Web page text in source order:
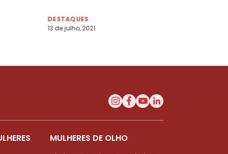
DESTAQUES
13 de julho, 2021
MULHERES DE OLHO